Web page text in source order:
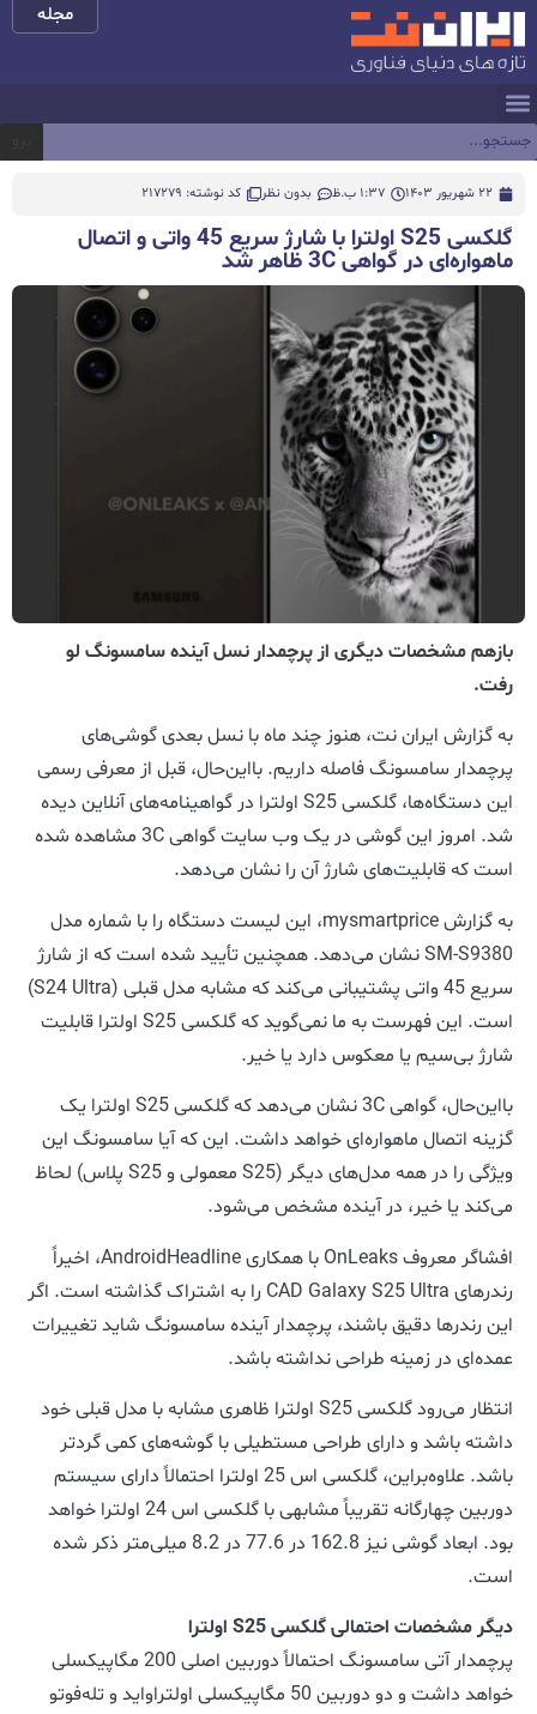
مجله
22 شهریور 1403 1:37 ب.ظ بدون نظر کد نوشته: 217279
گلکسی S25 اولترا با شارژ سریع 45 واتی و اتصال
ماهواره‌ای در گواهی 3C ظاهر شد
بازهم مشخصات دیگری از پرچمدار نسل آینده سامسونگ لو
رفت.
به گزارش ایران نت، هنوز چند ماه با نسل بعدی گوشی‌های
پرچمدار سامسونگ فاصله داریم. بااین‌حال، قبل از معرفی رسمی
این دستگاه‌ها، گلکسی S25 اولترا در گواهینامه‌های آنلاین دیده
شد. امروز این گوشی در یک وب سایت گواهی 3C مشاهده شده
است که قابلیت‌های شارژ آن را نشان می‌دهد.
به گزارش mysmartprice، این لیست دستگاه را با شماره مدل
SM-S9380 نشان می‌دهد. همچنین تأیید شده است که از شارژ
سریع 45 واتی پشتیبانی می‌کند که مشابه مدل قبلی (S24 Ultra)
است. این فهرست به ما نمی‌گوید که گلکسی S25 اولترا قابلیت
شارژ بی‌سیم یا معکوس دارد یا خیر.
بااین‌حال، گواهی 3C نشان می‌دهد که گلکسی S25 اولترا یک
گزینه اتصال ماهواره‌ای خواهد داشت. این که آیا سامسونگ این
ویژگی را در همه مدل‌های دیگر (S25 معمولی و S25 پلاس) لحاظ
می‌کند یا خیر، در آینده مشخص می‌شود.
افشاگر معروف OnLeaks با همکاری AndroidHeadline، اخیراً
رندرهای CAD Galaxy S25 Ultra را به اشتراک گذاشته است. اگر
این رندرها دقیق باشند، پرچمدار آینده سامسونگ شاید تغییرات
عمده‌ای در زمینه طراحی نداشته باشد.
انتظار می‌رود گلکسی S25 اولترا ظاهری مشابه با مدل قبلی خود
داشته باشد و دارای طراحی مستطیلی با گوشه‌های کمی گردتر
باشد. علاوه‌براین، گلکسی اس 25 اولترا احتمالاً دارای سیستم
دوربین چهارگانه تقریباً مشابهی با گلکسی اس 24 اولترا خواهد
بود. ابعاد گوشی نیز 162.8 در 77.6 در 8.2 میلی‌متر ذکر شده
است.
دیگر مشخصات احتمالی گلکسی S25 اولترا
پرچمدار آتی سامسونگ احتمالاً دوربین اصلی 200 مگاپیکسلی
خواهد داشت و دو دوربین 50 مگاپیکسلی اولتراواید و تله‌فوتو